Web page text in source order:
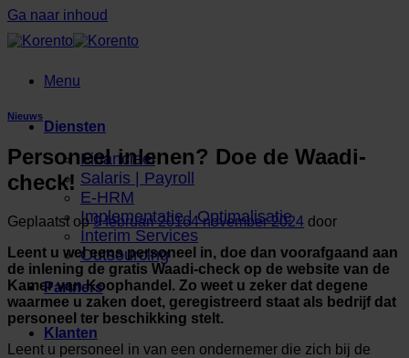
Ga naar inhoud
Menu
Diensten
Financieel
Salaris | Payroll
E-HRM
Implementatie | Optimalisatie
Interim Services
Outsourcing
Partners
Klanten
Nieuws
Personeel inlenen? Doe de Waadi-
check!
Geplaatst op9 februari 20164 november 2024 door
Leent u wel eens personeel in, doe dan voorafgaand aan
de inlening de gratis Waadi-check op de website van de
Kamer van Koophandel. Zo weet u zeker dat degene
waarmee u zaken doet, geregistreerd staat als bedrijf dat
personeel ter beschikking stelt.
Leent u personeel in van een ondernemer die zich bij de